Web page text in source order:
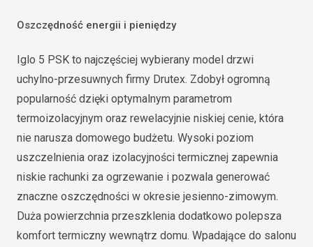
Oszczędność energii i pieniędzy
Iglo 5 PSK to najczęściej wybierany model drzwi
uchylno-przesuwnych firmy Drutex. Zdobył ogromną
popularność dzięki optymalnym parametrom
termoizolacyjnym oraz rewelacyjnie niskiej cenie, która
nie narusza domowego budżetu. Wysoki poziom
uszczelnienia oraz izolacyjności termicznej zapewnia
niskie rachunki za ogrzewanie i pozwala generować
znaczne oszczędności w okresie jesienno-zimowym.
Duża powierzchnia przeszklenia dodatkowo polepsza
komfort termiczny wewnątrz domu. Wpadające do salonu